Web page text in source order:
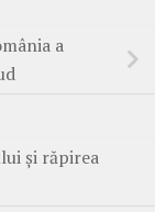
a
şi răpirea